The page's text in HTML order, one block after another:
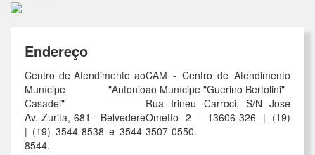
Endereço
Centro de Atendimento ao
Munícipe "Antonio
Casadei"
Av. Zurita, 681 - Belvedere
| (19) 3544-8538 e 3544-
8544.
CAM - Centro de Atendimento
ao Munícipe "Guerino Bertolini"
Rua Irineu Carroci, S/N José
Ometto 2 - 13606-326 | (19)
3507-0550.